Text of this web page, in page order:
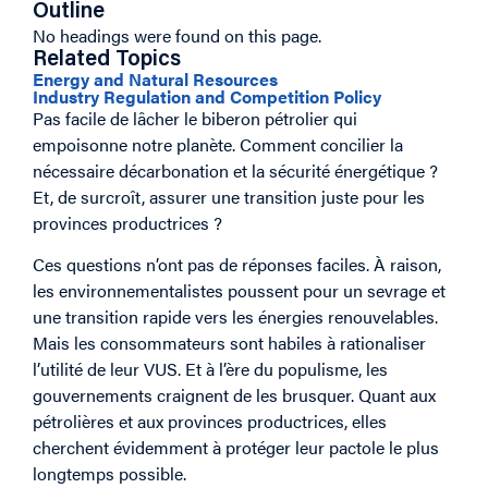
Outline
No headings were found on this page.
Related Topics
Energy and Natural Resources
Industry Regulation and Competition Policy
Pas facile de lâcher le biberon pétrolier qui
empoisonne notre planète. Comment concilier la
nécessaire décarbonation et la sécurité énergétique ?
Et, de surcroît, assurer une transition juste pour les
provinces productrices ?
Ces questions n’ont pas de réponses faciles. À raison,
les environnementalistes poussent pour un sevrage et
une transition rapide vers les énergies renouvelables.
Mais les consommateurs sont habiles à rationaliser
l’utilité de leur VUS. Et à l’ère du populisme, les
gouvernements craignent de les brusquer. Quant aux
pétrolières et aux provinces productrices, elles
cherchent évidemment à protéger leur pactole le plus
longtemps possible.